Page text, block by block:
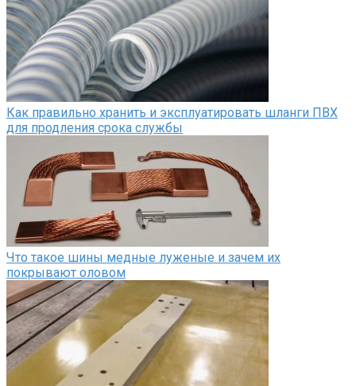
Как правильно хранить и эксплуатировать шланги ПВХ
для продления срока службы
Что такое шины медные луженые и зачем их
покрывают оловом